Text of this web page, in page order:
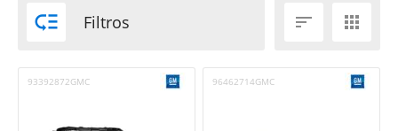
 Filtros  
93392872GMC 96462714GMC